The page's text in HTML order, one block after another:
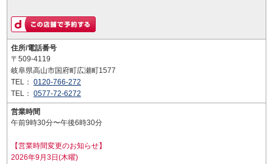
住所/電話番号
〒509-4119
岐阜県高山市国府町広瀬町1577
TEL： 0120-766-272
TEL： 0577-72-6272
営業時間
午前9時30分〜午後6時30分
【営業時間変更のお知らせ】
2026年9月3日(木曜)